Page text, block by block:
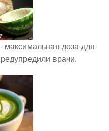
максимальная доза для
врачи.